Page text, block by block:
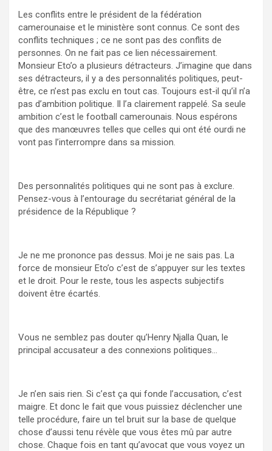
Les conflits entre le président de la fédération
camerounaise et le ministère sont connus. Ce sont des
conflits techniques ; ce ne sont pas des conflits de
personnes. On ne fait pas ce lien nécessairement.
Monsieur Eto’o a plusieurs détracteurs. J’imagine que dans
ses détracteurs, il y a des personnalités politiques, peut-
être, ce n’est pas exclu en tout cas. Toujours est-il qu’il n’a
pas d’ambition politique. Il l’a clairement rappelé. Sa seule
ambition c’est le football camerounais. Nous espérons
que des manœuvres telles que celles qui ont été ourdi ne
vont pas l’interrompre dans sa mission.
Des personnalités politiques qui ne sont pas à exclure.
Pensez-vous à l’entourage du secrétariat général de la
présidence de la République ?
Je ne me prononce pas dessus. Moi je ne sais pas. La
force de monsieur Eto’o c’est de s’appuyer sur les textes
et le droit. Pour le reste, tous les aspects subjectifs
doivent être écartés.
Vous ne semblez pas douter qu’Henry Njalla Quan, le
principal accusateur a des connexions politiques…
Je n’en sais rien. Si c’est ça qui fonde l’accusation, c’est
maigre. Et donc le fait que vous puissiez déclencher une
telle procédure, faire un tel bruit sur la base de quelque
chose d’aussi tenu révèle que vous êtes mû par autre
chose. Chaque fois en tant qu’avocat que vous voyez un